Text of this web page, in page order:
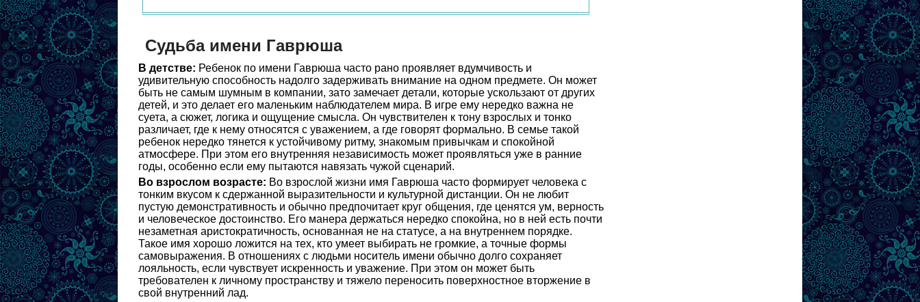
Судьба имени Гаврюша
В детстве: Ребенок по имени Гаврюша часто рано проявляет вдумчивость и
удивительную способность надолго задерживать внимание на одном предмете. Он может
быть не самым шумным в компании, зато замечает детали, которые ускользают от других
детей, и это делает его маленьким наблюдателем мира. В игре ему нередко важна не
суета, а сюжет, логика и ощущение смысла. Он чувствителен к тону взрослых и тонко
различает, где к нему относятся с уважением, а где говорят формально. В семье такой
ребенок нередко тянется к устойчивому ритму, знакомым привычкам и спокойной
атмосфере. При этом его внутренняя независимость может проявляться уже в ранние
годы, особенно если ему пытаются навязать чужой сценарий.
Во взрослом возрасте: Во взрослой жизни имя Гаврюша часто формирует человека с
тонким вкусом к сдержанной выразительности и культурной дистанции. Он не любит
пустую демонстративность и обычно предпочитает круг общения, где ценятся ум, верность
и человеческое достоинство. Его манера держаться нередко спокойна, но в ней есть почти
незаметная аристократичность, основанная не на статусе, а на внутреннем порядке.
Такое имя хорошо ложится на тех, кто умеет выбирать не громкие, а точные формы
самовыражения. В отношениях с людьми носитель имени обычно долго сохраняет
лояльность, если чувствует искренность и уважение. При этом он может быть
требователен к личному пространству и тяжело переносить поверхностное вторжение в
свой внутренний лад.